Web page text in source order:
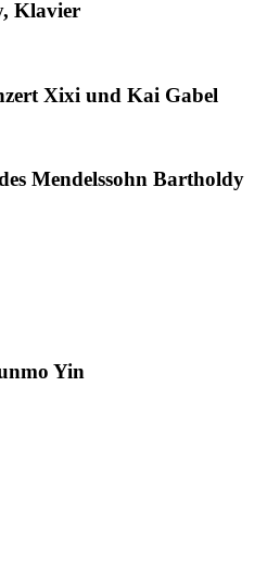
Klavier
Xixi und Kai Gabel
Mendelssohn Bartholdy
Yin